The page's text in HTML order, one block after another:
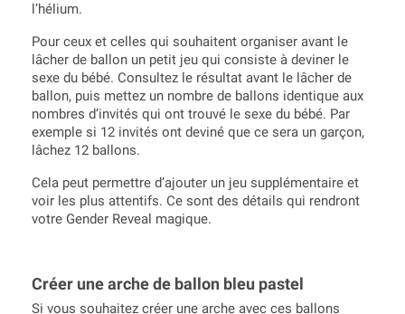
l’hélium.
Pour ceux et celles qui souhaitent organiser avant le
lâcher de ballon un petit jeu qui consiste à deviner le
sexe du bébé. Consultez le résultat avant le lâcher de
ballon, puis mettez un nombre de ballons identique aux
nombres d’invités qui ont trouvé le sexe du bébé. Par
exemple si 12 invités ont deviné que ce sera un garçon,
lâchez 12 ballons.
Cela peut permettre d’ajouter un jeu supplémentaire et
voir les plus attentifs. Ce sont des détails qui rendront
votre Gender Reveal magique.
Créer une arche de ballon bleu pastel
Si vous souhaitez créer une arche avec ces ballons